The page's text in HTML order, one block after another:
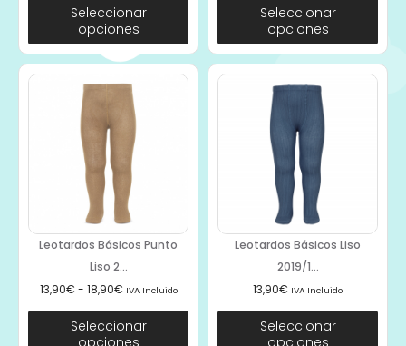
Seleccionar
opciones
Seleccionar
opciones
Leotardos Básicos Punto
Liso 2...
13,90€ - 18,90€ IVA Incluido
Seleccionar
Leotardos Básicos Liso
2019/1...
13,90€ IVA Incluido
Seleccionar